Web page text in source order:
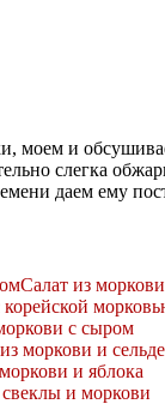
моем и
слегка
даем ему
Салат из
корейской
с сыром
моркови и
и яблока
и моркови